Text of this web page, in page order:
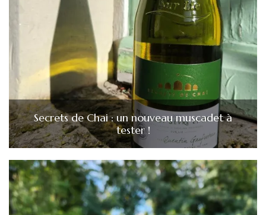
Secrets de Chai : un nouveau muscadet à
tester !